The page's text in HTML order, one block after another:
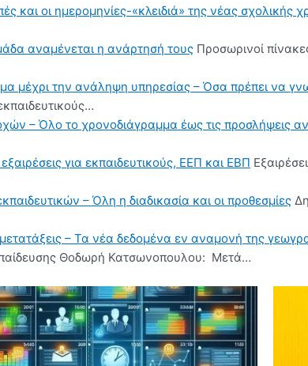
και οι ημερομηνίες-«κλειδιά» της νέας σχολικής
αναμένεται η ανάρτησή τους Προσωρινοί
μέχρι την ανάληψη υπηρεσίας – Όσα πρέπει να
– Όλο το χρονοδιάγραμμα έως τις προσλήψεις
για εκπαιδευτικούς, ΕΕΠ και ΕΒΠ
– Όλη η διαδικασία και οι προθεσμίες
– Τα νέα δεδομένα εν αναμονή της
Θοδωρή Κατσωνοπουλου: Μετά…